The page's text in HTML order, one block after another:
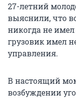
27-летний
выяснили, что
никогда не имел
грузовик имел
управления.
В настоящий
возбуждении